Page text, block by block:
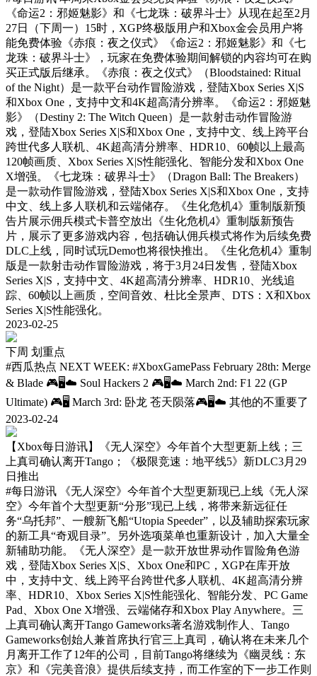
《命运2：邪姬魅影》和《七龙珠：破界斗士》从现在起至2月
27日（下周一）15时，XGP终极版用户和Xbox金会员用户将
能免费体验《赤痕：夜之仪式》《命运2：邪姬魅影》和《七
龙珠：破界斗士》，玩家在免费体验期间解锁的内容均可在购
买正式版后继承。《赤痕：夜之仪式》（Bloodstained: Ritual
of the Night）是一款平台动作冒险游戏，登陆Xbox Series X|S
和Xbox One，支持中文和4K超高清分辨率。《命运2：邪姬魅
影》（Destiny 2: The Witch Queen）是一款射击动作冒险游
戏，登陆Xbox Series X|S和Xbox One，支持中文、线上跨平台
跨世代多人联机、4K超高清分辨率、HDR10、60帧以上最高
120帧画质、Xbox Series X|S性能强化、智能分发和Xbox One
X增强。《七龙珠：破界斗士》（Dragon Ball: The Breakers）
是一款动作冒险游戏，登陆Xbox Series X|S和Xbox One，支持
中文、线上多人联机和云端储存。《生化危机4》重制版新预
告片展示佣兵模式卡普空放出《生化危机4》重制版新预告
片，展示了更多游戏内容，包括确认佣兵模式将作为后续免费
DLC上线，同时试玩Demo也将很快推出。《生化危机4》重制
版是一款射击动作冒险游戏，将于3月24日发售，登陆Xbox
Series X|S，支持中文、4K超高清分辨率、HDR10、光线追
踪、60帧以上画质，空间音效、杜比全景声、DTS：X和Xbox
Series X|S性能强化。
2023-02-25
下周 划重点
#西瓜热点 NEXT WEEK: #XboxGamePass February 28th: Merge
& Blade 🎮🖥☁️ Soul Hackers 2 🎮🖥☁️ March 2nd: F1 22 (GP
Ultimate) 🎮🖥 March 3rd: 卧龙 苍天陨落🎮🖥☁️ 其他的不重要了
2023-02-24
【Xbox每日游讯】《无人深空》今年首个大型更新上线；三
上真司确认离开Tango；《极限竞速：地平线5》新DLC3月29
日推出
#每日游讯
《无人深空》今年首个大型更新现已上线《无人深
空》今年首个大型更新“分形”现已上线，将带来新远征任
务“乌托邦”、一艘新飞船“Utopia Speeder”，以及辅助探索玩家
的新工具“奇观目录”。另外选项菜单也重新设计，加入大量全
新辅助功能。《无人深空》是一款开放世界动作冒险角色游
戏，登陆Xbox Series X|S、Xbox One和PC，XGP在库开放
中，支持中文、线上跨平台跨世代多人联机、4K超高清分辨
率、HDR10、Xbox Series X|S性能强化、智能分发、PC Game
Pad、Xbox One X增强、云端储存和Xbox Play Anywhere。三
上真司确认离开Tango Gameworks著名游戏制作人、Tango
Gameworks创始人兼首席执行官三上真司，确认将在未来几个
月离开工作了12年的公司，目前Tango将继续为《幽灵线：东
京》和《完美音浪》提供后续支持，而工作室的下一步工作则